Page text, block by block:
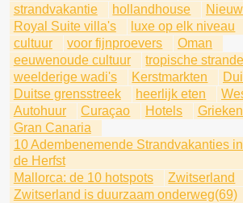
strandvakantie
hollandhouse
Royal Suite villa's
luxe op elk niveau
cultuur
voor fijnproevers
Oman
eeuwenoude cultuur
tropische
weelderige wadi's
Kerstmarkten
Duitse grensstreek
heerlijk eten
Autohuur
Curaçao Hotels
Gran Canaria
10 Adembenemende Strandvakanties
de Herfst
Mallorca: de 10 hotspots
Zwitserland
Zwitserland is duurzaam onderweg(69)